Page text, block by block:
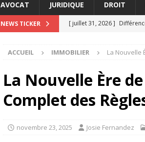
AVOCAT JURIDIQUE DROIT
NEWS TICKER [ juillet 31, 2026 ]
[ juillet 27, 2026 ]
[ juillet 23, 2026 ]
Non
DROIT
[ août 4, 2026 ]
Pourquoi
ACCUEIL IMMOBILIER La Nouvelle
La Nouvelle Ère
Complet des
novembre 23, 2025 Josie Fernandez